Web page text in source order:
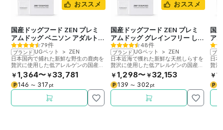
おススメ
国産ドッグフード ZEN プレミ
アムドッグ ベニソン アダルト&
シニア
79件
ブランド UGペット > ZEN
日本国内で捕れた新鮮な野生の鹿肉を
贅沢に使用した低アレルゲンの国産ド
ッグフードです。成犬、高齢犬用総合
栄養食。低リン。
￥ 1,364〜 ￥ 33,781
P 146 〜 317 pt
おススメ
国産ドッグフード ZEN プレミ
アムドッグ グレインフリー しら
す アダルト&シニア
48件
ブランド UGペット > ZEN
日本近海で獲れた新鮮な天然しらすを
贅沢に使用した低アレルゲンの国産ド
ッグフードです。成犬、高齢犬用総合
栄養食。低リン。
￥ 1,298〜 ￥ 32,153
P 139 〜 302 pt
国
ア
ソン
ブ
日本
贅沢
グ
￥
P